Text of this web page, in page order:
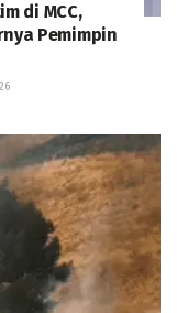
di MCC,
Pemimpin